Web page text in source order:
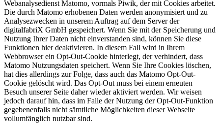
Webanalysedienst Matomo, vormals Piwik, der mit Cookies arbeitet.
Die durch Matomo erhobenen Daten werden anonymisiert und zu
Analysezwecken in unserem Auftrag auf dem Server der
digitalfabriX GmbH gespeichert. Wenn Sie mit der Speicherung und
Nutzung Ihrer Daten nicht einverstanden sind, können Sie diese
Funktionen hier deaktivieren. In diesem Fall wird in Ihrem
Webbrowser ein Opt-Out-Cookie hinterlegt, der verhindert, dass
Matomo Nutzungsdaten speichert. Wenn Sie Ihre Cookies löschen,
hat dies allerdings zur Folge, dass auch das Matomo Opt-Out-
Cookie gelöscht wird. Das Opt-Out muss bei einem erneuten
Besuch unserer Seite daher wieder aktiviert werden. Wir weisen
jedoch darauf hin, dass im Falle der Nutzung der Opt-Out-Funktion
gegebenenfalls nicht sämtliche Möglichkeiten dieser Webseite
vollumfänglich nutzbar sind.